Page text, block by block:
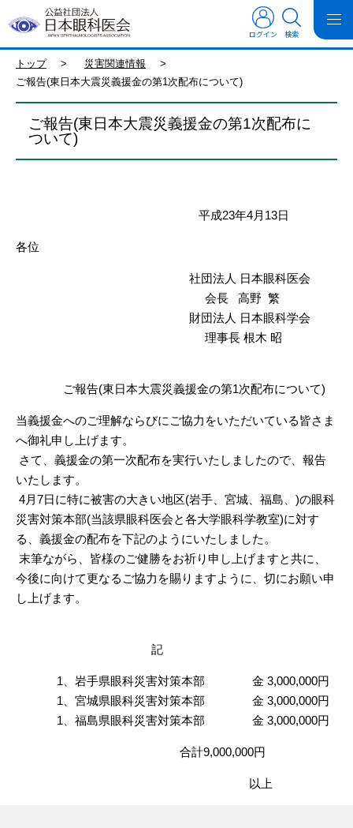
ログイン 検索
トップ > 災害関連情報
>
ご報告(東日本大震災義援金の第1次配布について)
ご報告(東日本大震災義援金の第1次配布に
ついて)
平成23年4月13日
各位
社団法人 日本眼科医会
会長 高野 繁
財団法人 日本眼科学会
理事長 根木 昭
ご報告(東日本大震災義援金の第1次配布について)
当義援金へのご理解ならびにご協力をいただいている皆さま
へ御礼申し上げます。
さて、義援金の第一次配布を実行いたしましたので、報告
いたします。
4月7日に特に被害の大きい地区(岩手、宮城、福島、)の眼科
災害対策本部(当該県眼科医会と各大学眼科学教室)に対す
る、義援金の配布を下記のようにいたしました。
末筆ながら、皆様のご健勝をお祈り申し上げますと共に、
今後に向けて更なるご協力を賜りますように、切にお願い申
し上げます。
記
1、岩手県眼科災害対策本部 金 3,000,000円
1、宮城県眼科災害対策本部 金 3,000,000円
1、福島県眼科災害対策本部 金 3,000,000円
合計9,000,000円
以上